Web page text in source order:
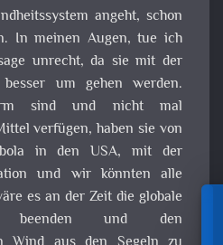
angeht, schon
In meinen Augen, tue ich
unrecht, da sie mit der
um gehen werden.
sind und nicht mal
verfügen, haben sie von
in den USA, mit der
und wir könnten alle
es an der Zeit die globale
beenden und den